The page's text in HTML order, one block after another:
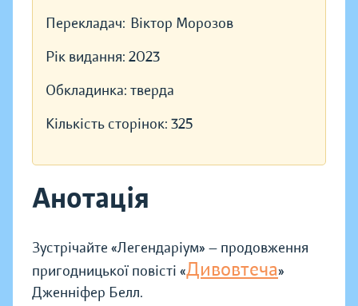
Перекладач: Віктор Морозов
Рік видання: 2023
Обкладинка: тверда
Кількість сторінок: 325
Анотація
Зустрічайте «Легендаріум» — продовження
пригодницької повісті «Дивовтеча»
Дженніфер Белл.